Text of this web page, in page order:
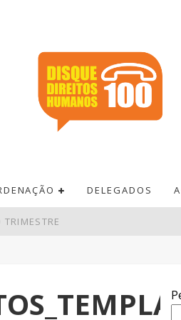
DELEGADOS
EM JULHO